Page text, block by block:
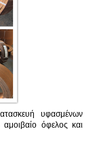
υφασμένων
όφελος και